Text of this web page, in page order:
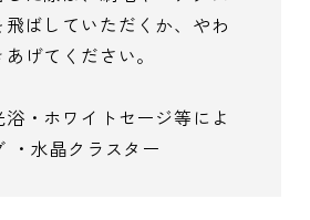
ばしていただくか、やわ
げてください。
・ホワイトセージ等によ
・水晶クラスター